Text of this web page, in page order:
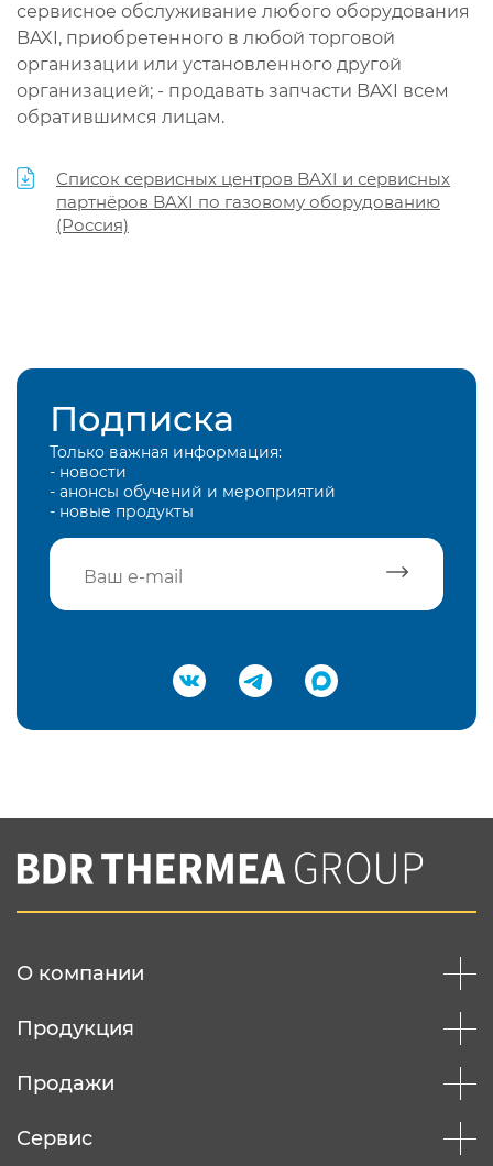
сервисное обслуживание любого оборудования
BAXI, приобретенного в любой торговой
организации или установленного другой
организацией; - продавать запчасти BAXI всем
обратившимся лицам.
Список сервисных центров BAXI и сервисных
партнёров BAXI по газовому оборудованию
(Россия)
Подписка
Только важная информация:
- новости
- анонсы обучений и мероприятий
- новые продукты
Подтвердить e-mail
Вы соглашаетесь с нашей политикой
конфеденциальности
О компании
Продукция
Продажи
Сервис